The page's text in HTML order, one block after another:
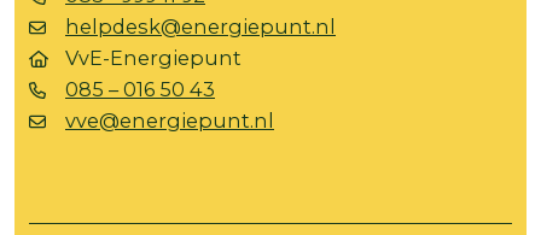
helpdesk@energiepunt.nl
VvE-Energiepunt
085 – 016 50 43
vve@energiepunt.nl